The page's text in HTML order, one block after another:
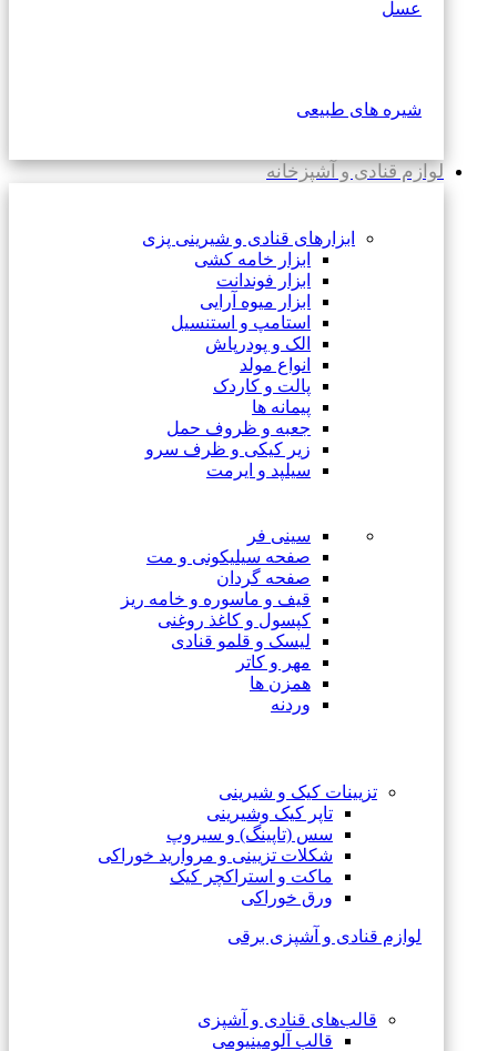
عسل
شیره های طبیعی
لوازم قنادی و آشپزخانه
ابزارهای قنادی و شیرینی پزی
ابزار خامه کشی
ابزار فوندانت
ابزار میوه آرایی
استامپ و استنسیل
الک و پودرپاش
انواع مولد
پالت و کاردک
پیمانه ها
جعبه و ظروف حمل
زیر کیکی و ظرف سرو
سیلپد و ایرمت
سینی فر
صفحه سیلیکونی و مت
صفحه گردان
قیف و ماسوره و خامه ریز
کپسول و کاغذ روغنی
لیسک و قلمو قنادی
مهر و کاتر
همزن ها
وردنه
تزیینات کیک و شیرینی
تاپر کیک وشیرینی
سس (تاپینگ) و سیروپ
شکلات تزیینی و مروارید خوراکی
ماکت و استراکچر کیک
ورق خوراکی
لوازم قنادی و آشپزی برقی
قالب‌های قنادی و آشپزی
قالب آلومینیومی